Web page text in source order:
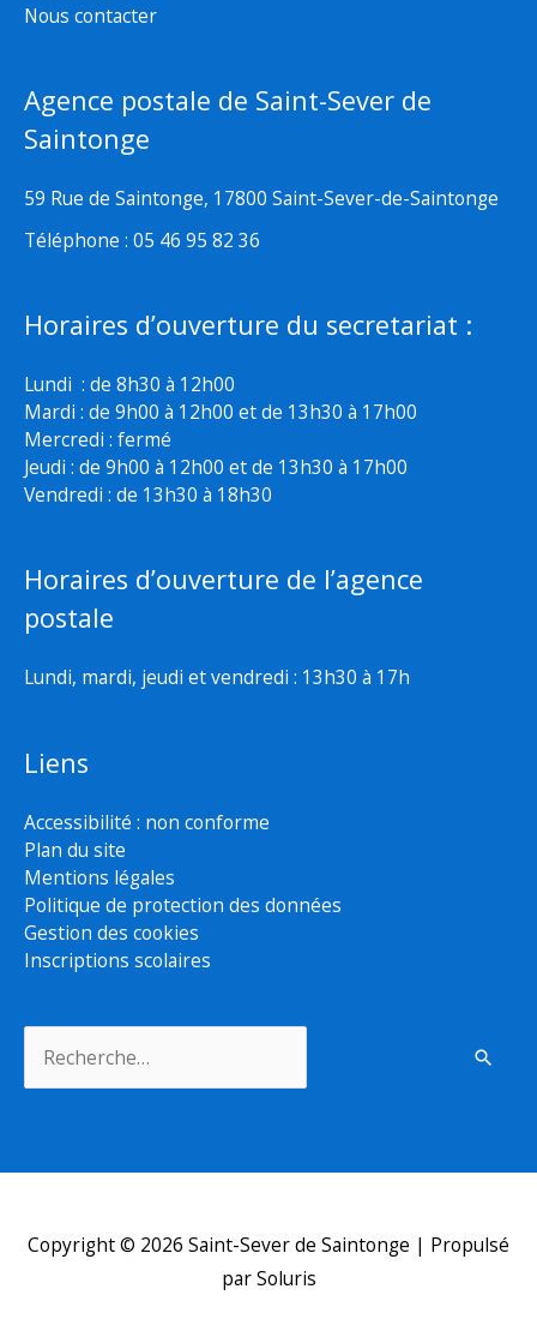
Nous contacter
Agence postale de Saint-Sever de
Saintonge
59 Rue de Saintonge, 17800 Saint-Sever-de-Saintonge
Téléphone : 05 46 95 82 36
Horaires d’ouverture du secretariat :
Lundi : de 8h30 à 12h00
Mardi : de 9h00 à 12h00 et de 13h30 à 17h00
Mercredi : fermé
Jeudi : de 9h00 à 12h00 et de 13h30 à 17h00
Vendredi : de 13h30 à 18h30
Horaires d’ouverture de l’agence
postale
Lundi, mardi, jeudi et vendredi : 13h30 à 17h
Liens
Accessibilité : non conforme
Plan du site
Mentions légales
Politique de protection des données
Gestion des cookies
Inscriptions scolaires
Copyright © 2026 Saint-Sever de Saintonge | Propulsé
par Soluris